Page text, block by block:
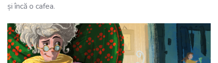
și încă o cafea.